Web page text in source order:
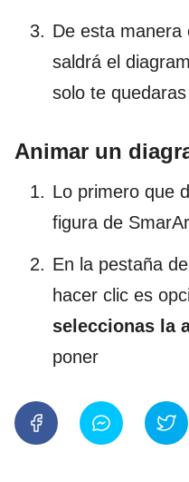
De esta manera
saldrá el
solo te
Animar un
Lo primero que
figura de
En la pestaña
hacer clic es
seleccionas la
poner